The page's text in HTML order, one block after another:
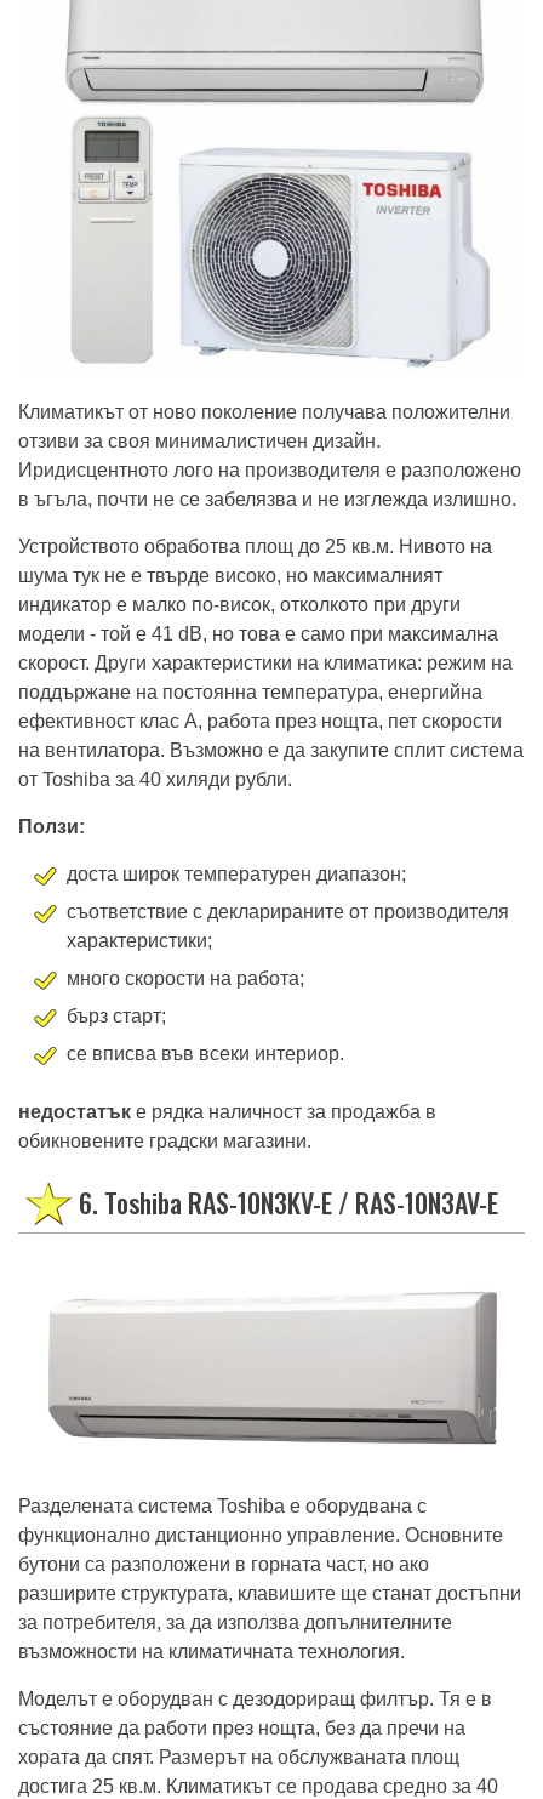
Климатикът от ново поколение получава положителни
отзиви за своя минималистичен дизайн.
Иридисцентното лого на производителя е разположено
в ъгъла, почти не се забелязва и не изглежда излишно.
Устройството обработва площ до 25 кв.м. Нивото на
шума тук не е твърде високо, но максималният
индикатор е малко по-висок, отколкото при други
модели - той е 41 dB, но това е само при максимална
скорост. Други характеристики на климатика: режим на
поддържане на постоянна температура, енергийна
ефективност клас A, работа през нощта, пет скорости
на вентилатора. Възможно е да закупите сплит система
от Toshiba за 40 хиляди рубли.
Ползи:
доста широк температурен диапазон;
съответствие с декларираните от производителя
характеристики;
много скорости на работа;
бърз старт;
се вписва във всеки интериор.
недостатък е рядка наличност за продажба в
обикновените градски магазини.
6. Toshiba RAS-10N3KV-E / RAS-10N3AV-E
Разделената система Toshiba е оборудвана с
функционално дистанционно управление. Основните
бутони са разположени в горната част, но ако
разширите структурата, клавишите ще станат достъпни
за потребителя, за да използва допълнителните
възможности на климатичната технология.
Моделът е оборудван с дезодориращ филтър. Тя е в
състояние да работи през нощта, без да пречи на
хората да спят. Размерът на обслужваната площ
достига 25 кв.м. Климатикът се продава средно за 40